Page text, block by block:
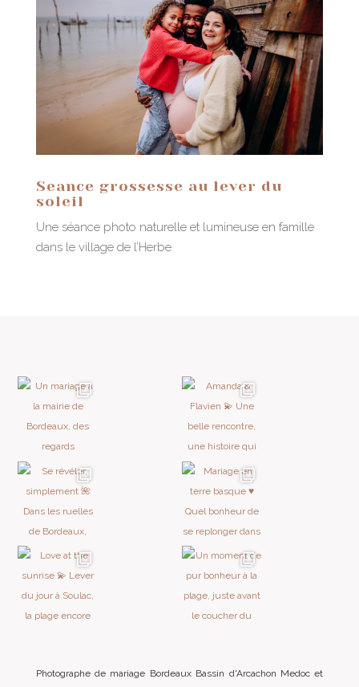
Seance grossesse au lever du
soleil
Une séance photo naturelle et lumineuse en famille
dans le village de l’Herbe
Photographe de mariage Bordeaux Bassin d'Arcachon Medoc et